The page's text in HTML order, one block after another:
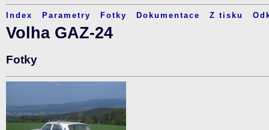
Index Parametry Fotky Dokumentace Z tisku
Volha GAZ-24
Fotky